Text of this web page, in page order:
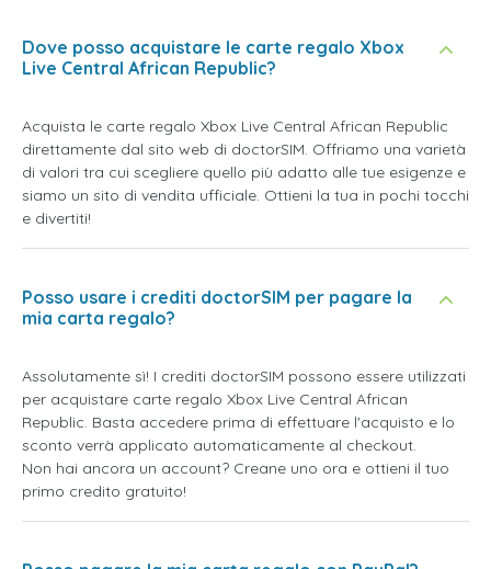
Dove posso acquistare le carte regalo Xbox
Live Central African Republic?
Acquista le carte regalo Xbox Live Central African Republic
direttamente dal sito web di doctorSIM. Offriamo una varietà
di valori tra cui scegliere quello più adatto alle tue esigenze e
siamo un sito di vendita ufficiale. Ottieni la tua in pochi tocchi
e divertiti!
Posso usare i crediti doctorSIM per pagare la
mia carta regalo?
Assolutamente sì! I crediti doctorSIM possono essere utilizzati
per acquistare carte regalo Xbox Live Central African
Republic. Basta accedere prima di effettuare l'acquisto e lo
sconto verrà applicato automaticamente al checkout.
Non hai ancora un account? Creane uno ora e ottieni il tuo
primo credito gratuito!